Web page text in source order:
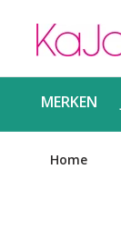
MERKEN
Home